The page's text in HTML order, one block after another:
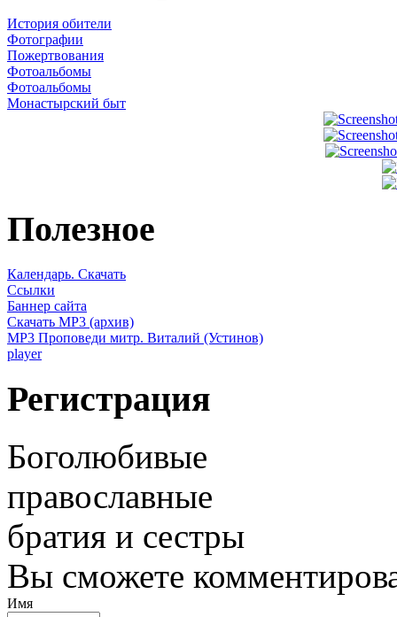
История обители
Фотографии
Пожертвования
Фотоальбомы
Фотоальбомы
Монастырский быт
Полезное
Календарь. Скачать
Ссылки
Баннер сайта
Скачать MP3 (архив)
MP3 Проповеди митр. Виталий (Устинов)
player
Регистрация
Боголюбивые
православные
братия и сестры
Вы сможете
Имя